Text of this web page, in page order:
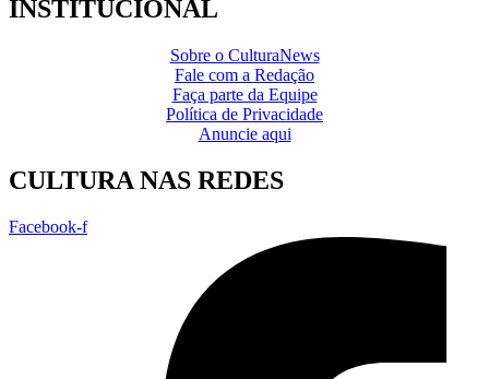
INSTITUCIONAL
Sobre o CulturaNews
Fale com a Redação
Faça parte da Equipe
Política de Privacidade
Anuncie aqui
CULTURA NAS REDES
Facebook-f